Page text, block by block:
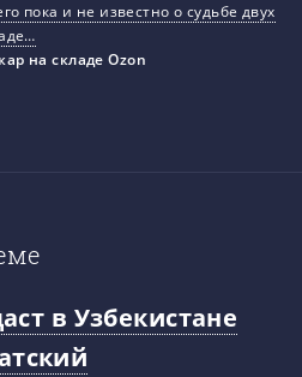
пока и не известно о судьбе двух
на складе Ozon
в Узбекистане